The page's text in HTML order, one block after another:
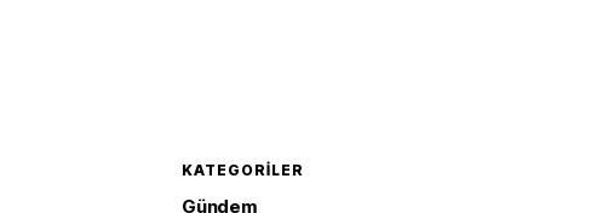
KATEGORILER
Gündem